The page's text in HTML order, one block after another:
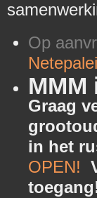
Op
MMM
Graag
in het
OPEN!